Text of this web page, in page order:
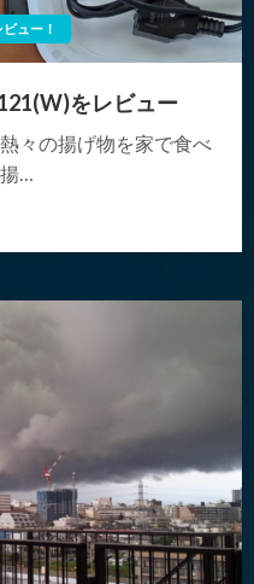
ュー！
をレビュー
々の揚げ物を家で食べ
…